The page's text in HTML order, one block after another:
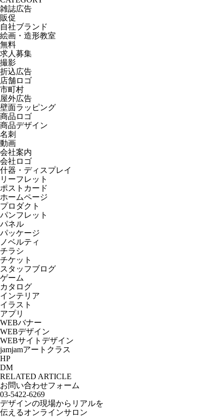
雑誌広告
販促
自社ブランド
絵画・造形教室
無料
求人募集
撮影
折込広告
店舗ロゴ
市町村
屋外広告
壁面ラッピング
商品ロゴ
商品デザイン
名刺
動画
会社案内
会社ロゴ
什器・ディスプレイ
リーフレット
ポストカード
ホームページ
プロダクト
パンフレット
パネル
パッケージ
ノベルティ
チラシ
チケット
スタッフブログ
ゲーム
カタログ
インテリア
イラスト
アプリ
WEBバナー
WEBデザイン
WEBサイトデザイン
jamjamアートクラス
HP
DM
RELATED ARTICLE
お問い合わせフォーム
03-5422-6269
デザインの現場からリアルを
伝えるオンラインサロン